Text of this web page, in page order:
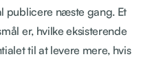
publicere næste gang. Et
er, hvilke eksisterende
til at levere mere, hvis